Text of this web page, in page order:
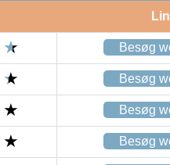
Besøg
Besøg
Besøg
Besøg